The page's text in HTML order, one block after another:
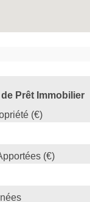
Prêt Immobilier
(€)
(€)